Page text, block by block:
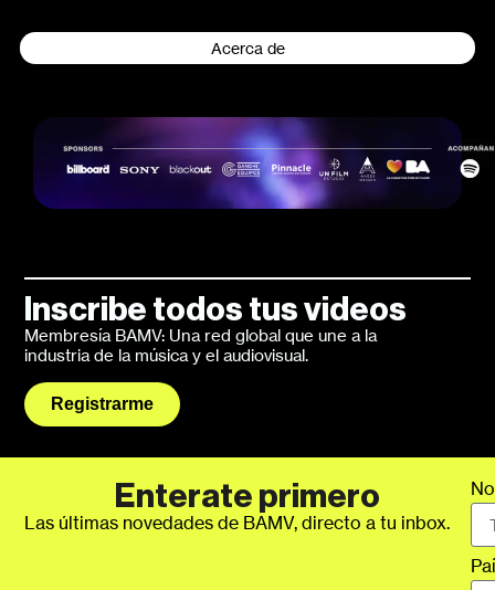
Acerca de
Inscribe todos tus videos
Membresía BAMV: Una red global que une a la
industria de la música y el audiovisual.
Registrarme
Enterate primero
Las últimas novedades de BAMV, directo a tu inbox.